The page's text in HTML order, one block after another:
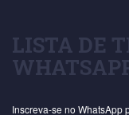
LISTA DE
Inscreva-se no WhatsApp